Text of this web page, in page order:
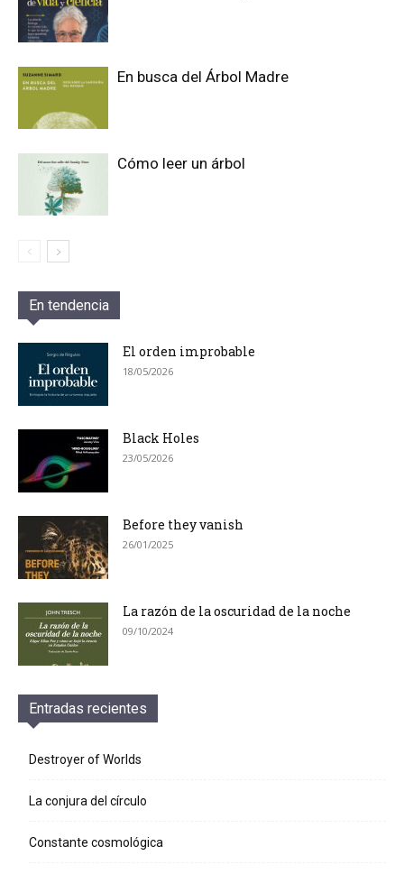
En busca del Árbol Madre
Cómo leer un árbol
En tendencia
El orden improbable
18/05/2026
Black Holes
23/05/2026
Before they vanish
26/01/2025
La razón de la oscuridad de la noche
09/10/2024
Entradas recientes
Destroyer of Worlds
La conjura del círculo
Constante cosmológica